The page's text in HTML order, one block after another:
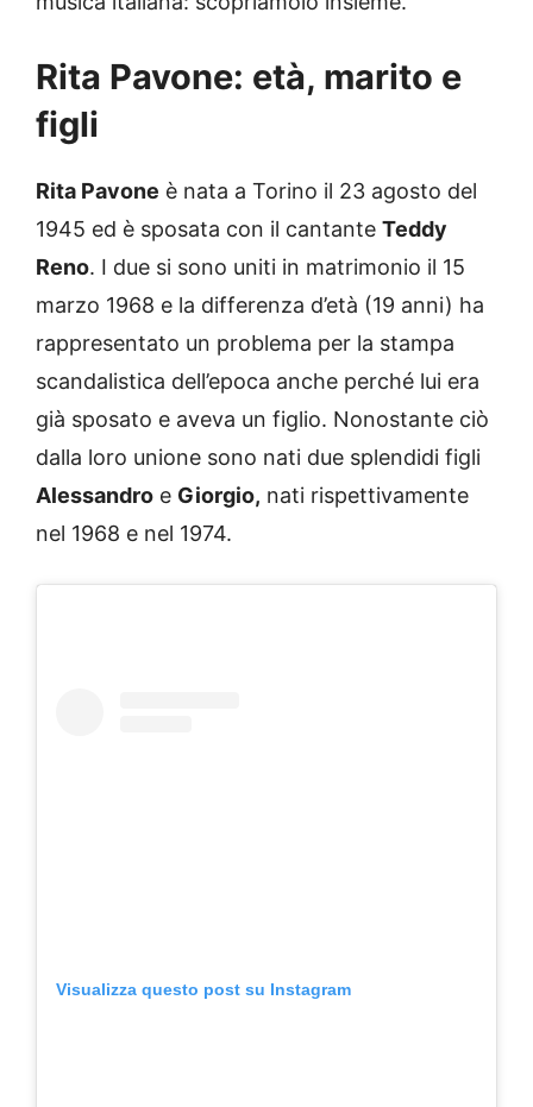
Rita Pavone: età, marito e
figli
Rita Pavone è nata a Torino il 23 agosto del
1945 ed è sposata con il cantante Teddy
Reno. I due si sono uniti in matrimonio il 15
marzo 1968 e la differenza d’età (19 anni) ha
rappresentato un problema per la stampa
scandalistica dell’epoca anche perché lui era
già sposato e aveva un figlio. Nonostante ciò
dalla loro unione sono nati due splendidi figli
Alessandro e Giorgio, nati rispettivamente
nel 1968 e nel 1974.
Visualizza questo post su Instagram